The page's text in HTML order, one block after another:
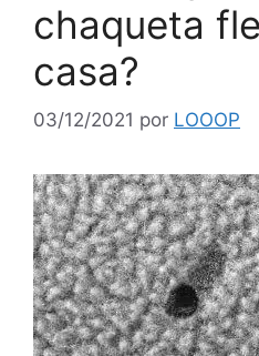
chaqueta
casa?
03/12/2021 por LOOOP